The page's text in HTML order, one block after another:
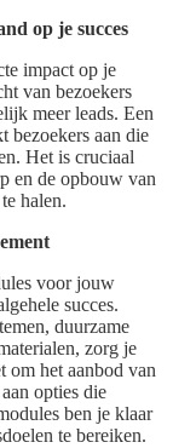
op je succes
impact op je
van bezoekers
meer leads. Een
bezoekers aan die
Het is cruciaal
en de opbouw van
halen.
voor jouw
succes.
duurzame
zorg je
om het aanbod van
opties die
ben je klaar
te bereiken.